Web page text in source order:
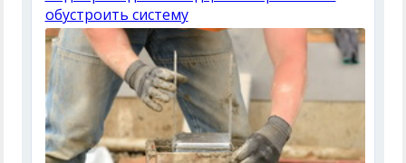
обустроить систему